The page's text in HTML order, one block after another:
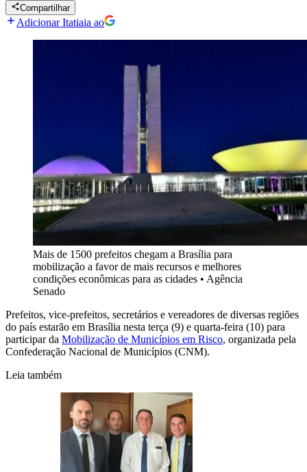
Compartilhar
Adicionar Itatiaia ao
Mais de 1500 prefeitos chegam a Brasília para
mobilização a favor de mais recursos e melhores
condições econômicas para as cidades • Agência
Senado
Prefeitos, vice-prefeitos, secretários e vereadores de diversas regiões
do país estarão em Brasília nesta terça (9) e quarta-feira (10) para
participar da Mobilização de Municípios em Risco, organizada pela
Confederação Nacional de Municípios (CNM).
Leia também